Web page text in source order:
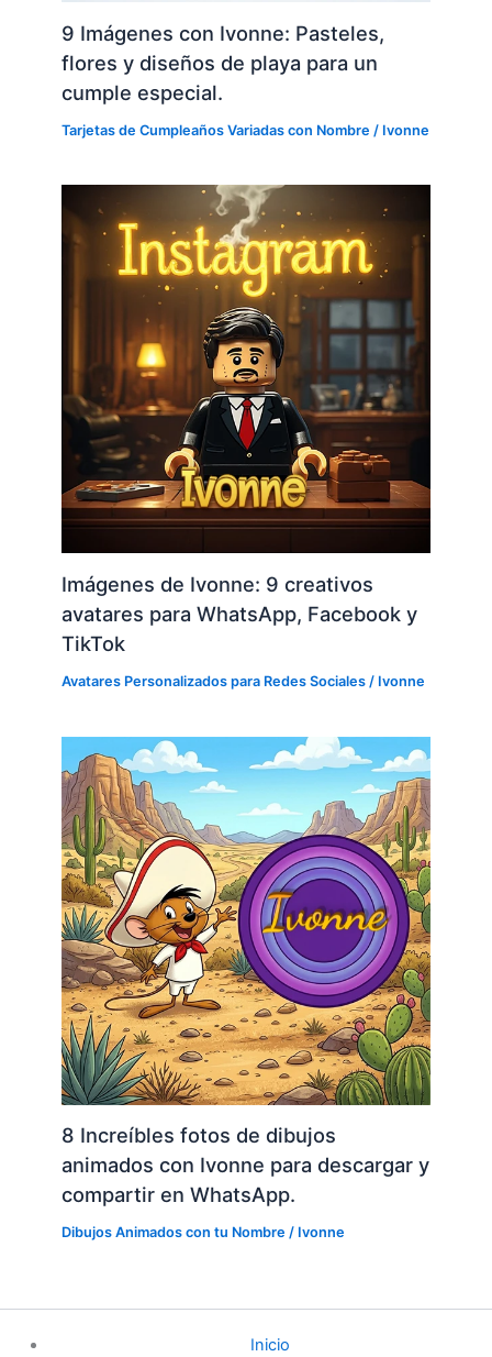
9 Imágenes con Ivonne: Pasteles,
flores y diseños de playa para un
cumple especial.
Tarjetas de Cumpleaños Variadas con Nombre / Ivonne
Imágenes de Ivonne: 9 creativos
avatares para WhatsApp, Facebook y
TikTok
Avatares Personalizados para Redes Sociales / Ivonne
8 Increíbles fotos de dibujos
animados con Ivonne para descargar y
compartir en WhatsApp.
Dibujos Animados con tu Nombre / Ivonne
Inicio